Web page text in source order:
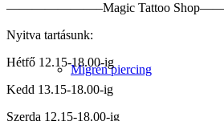
Migrén piercing
———————–Magic Tattoo
Nyitva tartásunk:
Hétfő 12.15-18.00-ig
Kedd 13.15-18.00-ig
Szerda 12.15-18.00-ig